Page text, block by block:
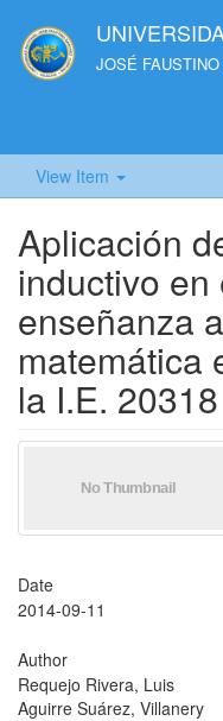
JOSÉ
View Item
Aplicación
inductivo
enseñanza
matemática
la I.E. 20318
Date
2014-09-11
Author
Requejo Rivera, Luis
Aguirre Suárez, Villanery